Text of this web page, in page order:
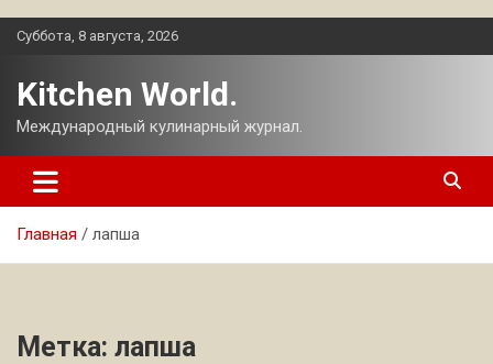
Перейти
Суббота, 8 августа, 2026
Kitchen World.
Международный кулинарный журнал.
Главная лапша
Метка: лапша